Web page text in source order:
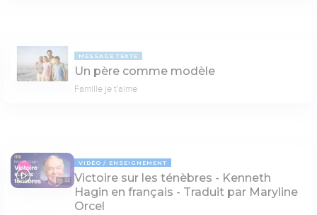
MESSAGE TEXTE
Un père comme modèle
Famille je t'aime
33:44
VIDÉO ENSEIGNEMENT
Victoire sur les ténèbres - Kenneth
Hagin en français - Traduit par Maryline
Orcel